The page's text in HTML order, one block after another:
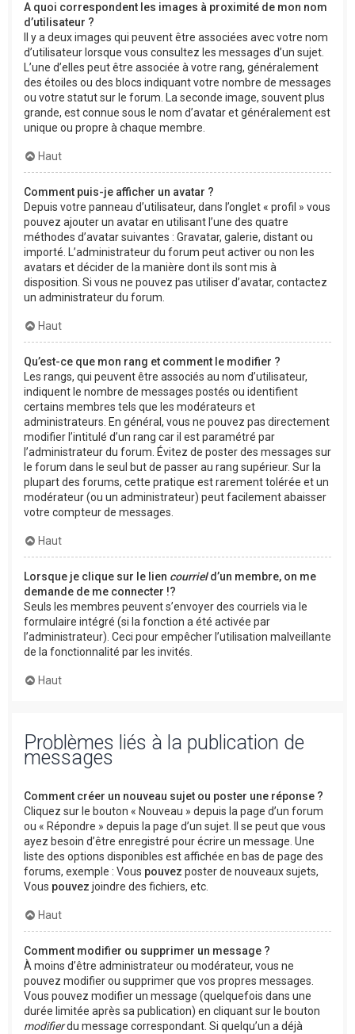
A quoi correspondent les images à proximité de mon nom
d’utilisateur ?
Il y a deux images qui peuvent être associées avec votre nom
d’utilisateur lorsque vous consultez les messages d’un sujet.
L’une d’elles peut être associée à votre rang, généralement
des étoiles ou des blocs indiquant votre nombre de messages
ou votre statut sur le forum. La seconde image, souvent plus
grande, est connue sous le nom d’avatar et généralement est
unique ou propre à chaque membre.
Haut
Comment puis-je afficher un avatar ?
Depuis votre panneau d’utilisateur, dans l’onglet « profil » vous
pouvez ajouter un avatar en utilisant l’une des quatre
méthodes d’avatar suivantes : Gravatar, galerie, distant ou
importé. L’administrateur du forum peut activer ou non les
avatars et décider de la manière dont ils sont mis à
disposition. Si vous ne pouvez pas utiliser d’avatar, contactez
un administrateur du forum.
Haut
Qu’est-ce que mon rang et comment le modifier ?
Les rangs, qui peuvent être associés au nom d’utilisateur,
indiquent le nombre de messages postés ou identifient
certains membres tels que les modérateurs et
administrateurs. En général, vous ne pouvez pas directement
modifier l’intitulé d’un rang car il est paramétré par
l’administrateur du forum. Évitez de poster des messages sur
le forum dans le seul but de passer au rang supérieur. Sur la
plupart des forums, cette pratique est rarement tolérée et un
modérateur (ou un administrateur) peut facilement abaisser
votre compteur de messages.
Haut
Lorsque je clique sur le lien courrield’un membre, on me
demande de me connecter !?
Seuls les membres peuvent s’envoyer des courriels via le
formulaire intégré (si la fonction a été activée par
l’administrateur). Ceci pour empêcher l’utilisation malveillante
de la fonctionnalité par les invités.
Haut
Problèmes liés à la publication de
messages
Comment créer un nouveau sujet ou poster une réponse ?
Cliquez sur le bouton « Nouveau » depuis la page d’un forum
ou « Répondre » depuis la page d’un sujet. Il se peut que vous
ayez besoin d’être enregistré pour écrire un message. Une
liste des options disponibles est affichée en bas de page des
forums, exemple : Vous pouvez poster de nouveaux sujets,
Vous pouvez joindre des fichiers, etc.
Haut
Comment modifier ou supprimer un message ?
À moins d’être administrateur ou modérateur, vous ne
pouvez modifier ou supprimer que vos propres messages.
Vous pouvez modifier un message (quelquefois dans une
durée limitée après sa publication) en cliquant sur le bouton
modifierdu message correspondant. Si quelqu’un a déjà